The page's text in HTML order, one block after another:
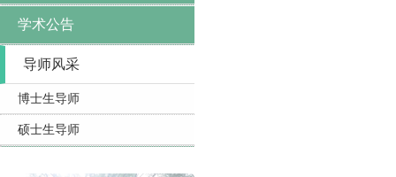
学术公告
导师风采
博士生导师
硕士生导师